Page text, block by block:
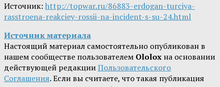
Источник: http://topwar.ru/86883-erdogan-turciya-
rasstroena-reakciey-rossii-na-incident-s-su-24.html
Источник материала
Настоящий материал самостоятельно опубликован в
нашем сообществе пользователем Ololox на основании
действующей редакцииПользовательского
Соглашения. Если вы считаете, что такая публикация